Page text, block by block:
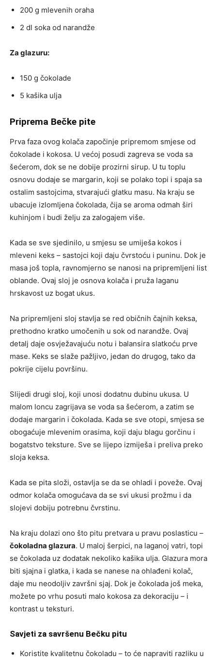
200 g mlevenih oraha
2 dl soka od narandže
Za glazuru:
150 g čokolade
5 kašika ulja
Priprema Bečke pite
Prva faza ovog kolača započinje pripremom smjese od
čokolade i kokosa. U većoj posudi zagreva se voda sa
šećerom, dok se ne dobije prozirni sirup. U tu toplu
osnovu dodaje se margarin, koji se polako topi i spaja sa
ostalim sastojcima, stvarajući glatku masu. Na kraju se
ubacuje izlomljena čokolada, čija se aroma odmah širi
kuhinjom i budi želju za zalogajem više.
Kada se sve sjedinilo, u smjesu se umiješa kokos i
mleveni keks – sastojci koji daju čvrstoću i puninu. Dok je
masa još topla, ravnomjerno se nanosi na pripremljeni list
oblande. Ovaj sloj je osnova kolača i pruža laganu
hrskavost uz bogat ukus.
Na pripremljeni sloj stavlja se red običnih čajnih keksa,
prethodno kratko umočenih u sok od narandže. Ovaj
detalj daje osvježavajuću notu i balansira slatkoću prve
mase. Keks se slaže pažljivo, jedan do drugog, tako da
pokrije cijelu površinu.
Slijedi drugi sloj, koji unosi dodatnu dubinu ukusa. U
malom loncu zagrijava se voda sa šećerom, a zatim se
dodaje margarin i čokolada. Kada se sve otopi, smjesa se
obogaćuje mlevenim orasima, koji daju blagu gorčinu i
bogatstvo teksture. Sve se lijepo izmiješa i preliva preko
sloja keksa.
Kada se pita složi, ostavlja se da se ohladi i poveže. Ovaj
odmor kolača omogućava da se svi ukusi prožmu i da
slojevi dobiju potrebnu čvrstinu.
Na kraju dolazi ono što pitu pretvara u pravu poslasticu –
čokoladna glazura. U maloj šerpici, na laganoj vatri, topi
se čokolada uz dodatak nekoliko kašika ulja. Glazura mora
biti sjajna i glatka, i kada se nanese na ohlađeni kolač,
daje mu neodoljiv završni sjaj. Dok je čokolada još meka,
možete po vrhu posuti malo kokosa za dekoraciju – i
kontrast u teksturi.
Savjeti za savršenu Bečku pitu
Koristite kvalitetnu čokoladu – to će napraviti razliku u